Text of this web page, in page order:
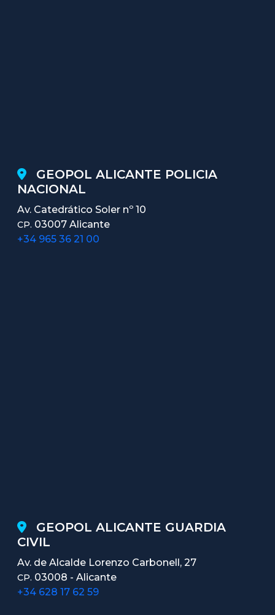
GEOPOL ALICANTE POLICIA
NACIONAL
Av. Catedrático Soler nº 10
CP. 03007 Alicante
+34 965 36 21 00
GEOPOL ALICANTE GUARDIA
CIVIL
Av. de Alcalde Lorenzo Carbonell, 27
CP. 03008 - Alicante
+34 628 17 62 59